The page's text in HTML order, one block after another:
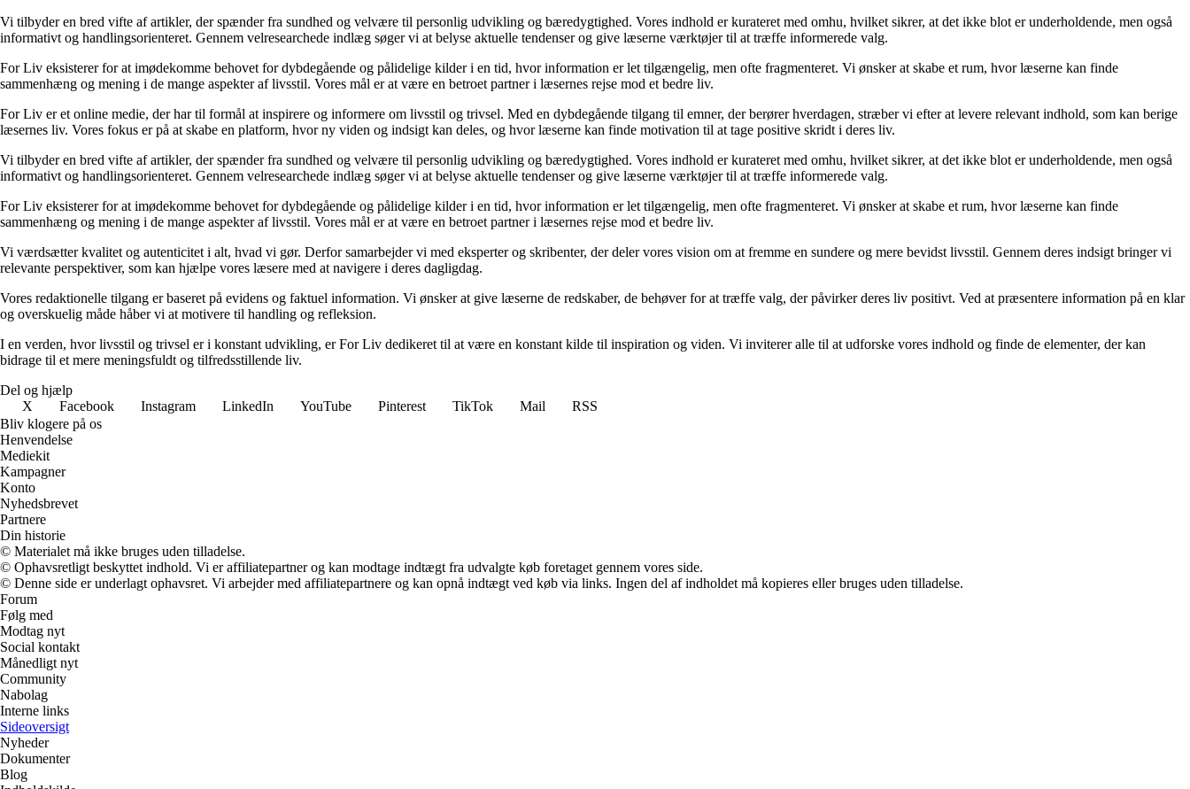
Vi tilbyder en bred vifte af artikler, der spænder fra sundhed og velvære til personlig udvikling og bæredygtighed. Vores indhold er kurateret med omhu, hvilket sikrer, at det ikke blot er underholdende, men også
informativt og handlingsorienteret. Gennem velresearchede indlæg søger vi at belyse aktuelle tendenser og give læserne værktøjer til at træffe informerede valg.
For Liv eksisterer for at imødekomme behovet for dybdegående og pålidelige kilder i en tid, hvor information er let tilgængelig, men ofte fragmenteret. Vi ønsker at skabe et rum, hvor læserne kan finde
sammenhæng og mening i de mange aspekter af livsstil. Vores mål er at være en betroet partner i læsernes rejse mod et bedre liv.
For Liv er et online medie, der har til formål at inspirere og informere om livsstil og trivsel. Med en dybdegående tilgang til emner, der berører hverdagen, stræber vi efter at levere relevant indhold, som kan berige
læsernes liv. Vores fokus er på at skabe en platform, hvor ny viden og indsigt kan deles, og hvor læserne kan finde motivation til at tage positive skridt i deres liv.
Vi tilbyder en bred vifte af artikler, der spænder fra sundhed og velvære til personlig udvikling og bæredygtighed. Vores indhold er kurateret med omhu, hvilket sikrer, at det ikke blot er underholdende, men også
informativt og handlingsorienteret. Gennem velresearchede indlæg søger vi at belyse aktuelle tendenser og give læserne værktøjer til at træffe informerede valg.
For Liv eksisterer for at imødekomme behovet for dybdegående og pålidelige kilder i en tid, hvor information er let tilgængelig, men ofte fragmenteret. Vi ønsker at skabe et rum, hvor læserne kan finde
sammenhæng og mening i de mange aspekter af livsstil. Vores mål er at være en betroet partner i læsernes rejse mod et bedre liv.
Vi værdsætter kvalitet og autenticitet i alt, hvad vi gør. Derfor samarbejder vi med eksperter og skribenter, der deler vores vision om at fremme en sundere og mere bevidst livsstil. Gennem deres indsigt bringer vi
relevante perspektiver, som kan hjælpe vores læsere med at navigere i deres dagligdag.
Vores redaktionelle tilgang er baseret på evidens og faktuel information. Vi ønsker at give læserne de redskaber, de behøver for at træffe valg, der påvirker deres liv positivt. Ved at præsentere information på en klar
og overskuelig måde håber vi at motivere til handling og refleksion.
I en verden, hvor livsstil og trivsel er i konstant udvikling, er For Liv dedikeret til at være en konstant kilde til inspiration og viden. Vi inviterer alle til at udforske vores indhold og finde de elementer, der kan
bidrage til et mere meningsfuldt og tilfredsstillende liv.
Del og hjælp
X
Facebook Instagram LinkedIn YouTube Pinterest TikTok Mail
RSS
Bliv klogere på os
Henvendelse
Mediekit
Kampagner
Konto
Nyhedsbrevet
Partnere
Din historie
© Materialet må ikke bruges uden tilladelse.
© Ophavsretligt beskyttet indhold. Vi er affiliatepartner og kan modtage indtægt fra udvalgte køb foretaget gennem vores side.
© Denne side er underlagt ophavsret. Vi arbejder med affiliatepartnere og kan opnå indtægt ved køb via links. Ingen del af indholdet må kopieres eller bruges uden tilladelse.
Forum
Følg med
Modtag nyt
Social kontakt
Månedligt nyt
Community
Nabolag
Interne links
Sideoversigt
Nyheder
Dokumenter
Blog